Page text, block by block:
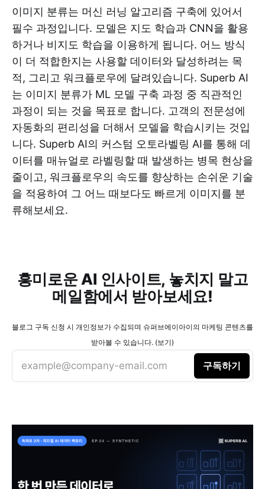
이미지 분류는 머신 러닝 알고리즘 구축에 있어서
필수 과정입니다. 모델은 지도 학습과 CNN을 활용
하거나 비지도 학습을 이용하게 됩니다. 어느 방식
이 더 적합한지는 사용할 데이터와 달성하려는 목
적, 그리고 워크플로우에 달려있습니다. Superb AI
는 이미지 분류가 ML 모델 구축 과정 중 직관적인
과정이 되는 것을 목표로 합니다. 고객의 전문성에
자동화의 편리성을 더해서 모델을 학습시키는 것입
니다. Superb AI의 커스텀 오토라벨링 AI를 통해 데
이터를 매뉴얼로 라벨링할 때 발생하는 병목 현상을
줄이고, 워크플로우의 속도를 향상하는 손쉬운 기술
을 적용하여 그 어느 때보다도 빠르게 이미지를 분
류해보세요.
흥미로운 AI 인사이트, 놓치지 말고
메일함에서 받아보세요!
블로그 구독 신청 시 개인정보가 수집되며 슈퍼브에이아이의 마케팅 콘텐츠를
받아볼 수 있습니다. (보기)
example@company-email.com 구독하기